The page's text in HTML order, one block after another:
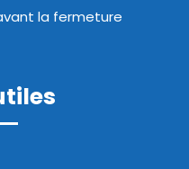
la fermeture